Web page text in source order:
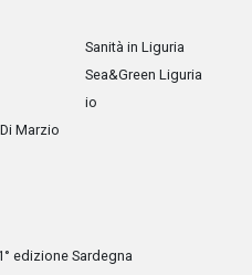
Marzio
Sanità in Liguria
Sea&Green Liguria
io
edizione Sardegna